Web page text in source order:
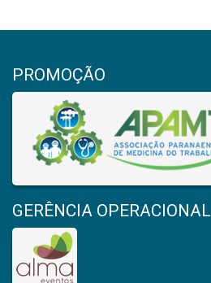
PROMOÇÃO
GERÊNCIA OPERACIONAL